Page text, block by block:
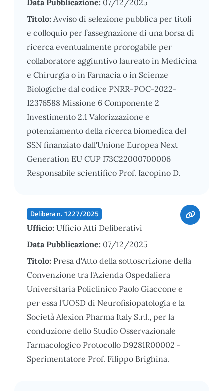
Data Pubblicazione: 07/12/2025
Titolo: Avviso di selezione pubblica per titoli
e colloquio per l’assegnazione di una borsa di
ricerca eventualmente prorogabile per
collaboratore aggiuntivo laureato in Medicina
e Chirurgia o in Farmacia o in Scienze
Biologiche dal codice PNRR-POC-2022-
12376588 Missione 6 Componente 2
Investimento 2.1 Valorizzazione e
potenziamento della ricerca biomedica del
SSN finanziato dall'Unione Europea Next
Generation EU CUP I73C22000700006
Responsabile scientifico Prof. Iacopino D.
Delibera n. 1227/2025
Ufficio: Ufficio Atti Deliberativi
Data Pubblicazione: 07/12/2025
Titolo: Presa d'Atto della sottoscrizione della
Convenzione tra l'Azienda Ospedaliera
Universitaria Policlinico Paolo Giaccone e
per essa l'UOSD di Neurofisiopatologia e la
Società Alexion Pharma Italy S.r.l., per la
conduzione dello Studio Osservazionale
Farmacologico Protocollo D9281R00002 -
Sperimentatore Prof. Filippo Brighina.